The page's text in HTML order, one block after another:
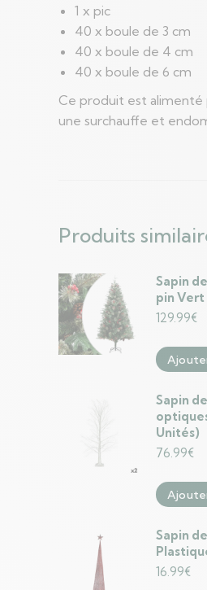
1 x pic
40 x boule de 3 cm
40 x boule de 4 cm
40 x boule de 6 cm
Ce produit est alimenté
une surchauffe et
Produits
Sapin
pin Vert
129.99€
Sapin
Unités)
76.99€
Sapin
16.99€